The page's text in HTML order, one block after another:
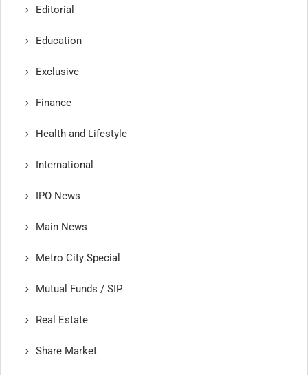
Editorial
Education
Exclusive
Finance
Health and Lifestyle
International
IPO News
Main News
Metro City Special
Mutual Funds / SIP
Real Estate
Share Market